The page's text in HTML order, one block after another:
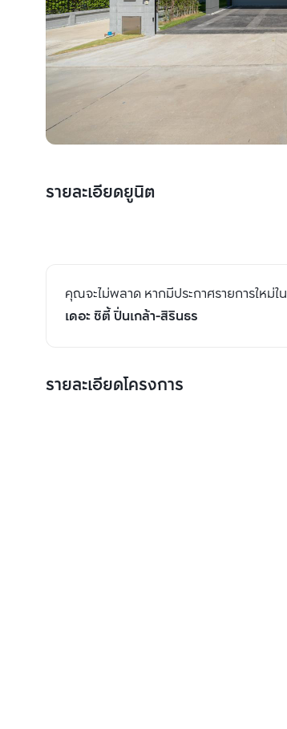
รายละเอียดยูนิต
คุณจะไม่พลาด หากมีประกาศรายการใหม่ใน
เดอะ ซิตี้ ปิ่นเกล้า-สิรินธร
รายละเอียดโครงการ